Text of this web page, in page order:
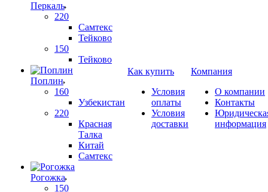
Перкаль
220
Самтекс
Тейково
150
Тейково
Поплин
160
Узбекистан
220
Красная
Талка
Китай
Самтекс
Рогожка
150
Как купить
Условия
оплаты
Условия
доставки
Компания
О компании
Контакты
информация